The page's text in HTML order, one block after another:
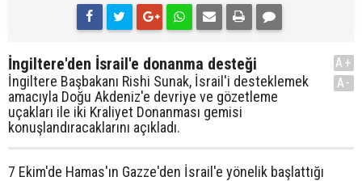
İngiltere'den İsrail'e donanma desteği
İngiltere Başbakanı Rishi Sunak, İsrail'i desteklemek
amacıyla Doğu Akdeniz'e devriye ve gözetleme
uçakları ile iki Kraliyet Donanması gemisi
konuşlandıracaklarını açıkladı.
A+
A-
7 Ekim'de Hamas'ın Gazze'den İsrail'e yönelik başlattığı